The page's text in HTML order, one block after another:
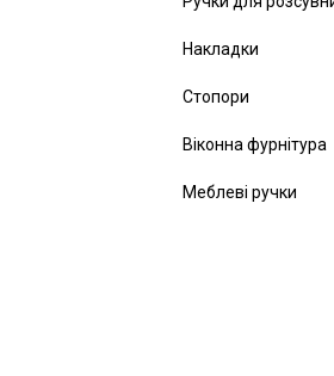
Накладки
Стопори
Віконна фурнітура
Меблеві ручки